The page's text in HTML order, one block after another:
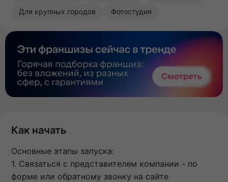
Для крупных городов
Фотостудия
Как начать
Основные этапы запуска:
1. Связаться с представителем компании - по
форме или обратному звонку на сайте